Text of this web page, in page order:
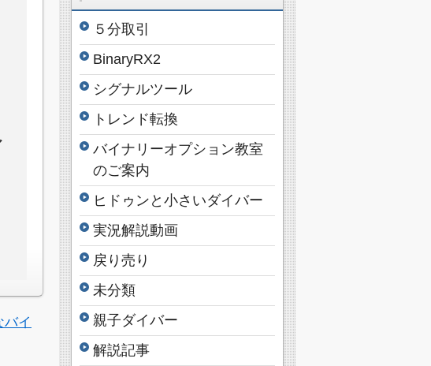
イ
５分取引
BinaryRX2
シグナルツール
トレンド転換
バイナリーオプション教室
のご案内
ヒドゥンと小さいダイバー
実況解説動画
戻り売り
未分類
親子ダイバー
解説記事